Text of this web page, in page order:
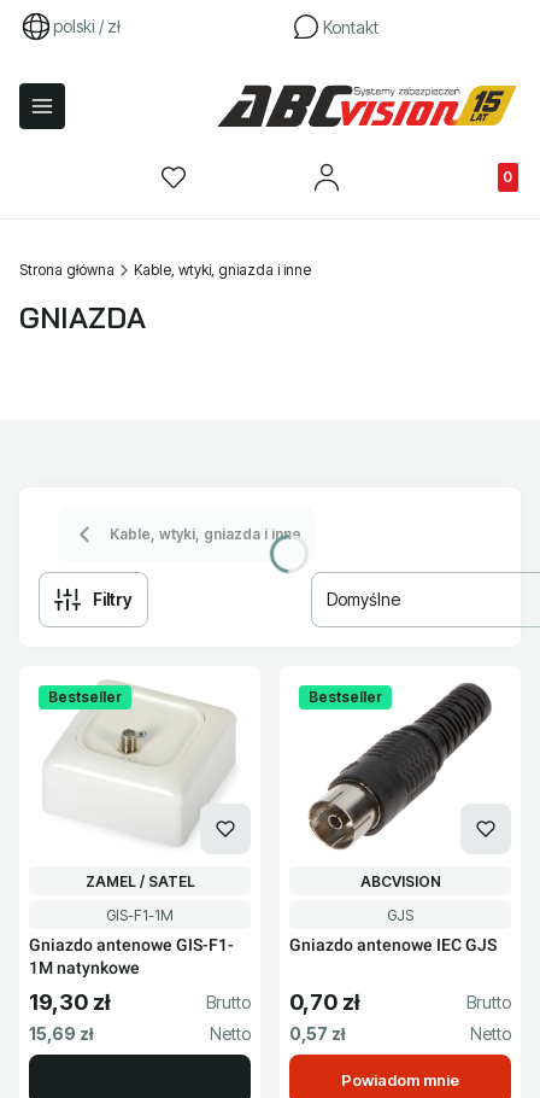
polski / zł Kontakt
Strona główna Kable, wtyki, gniazda i inne
GNIAZDA
Kable, wtyki, gniazda i inne
Filtry Domyślne
Bestseller
Kod produktu
GIS-F1-1M
Gniazdo antenowe GIS-F1-
1M natynkowe
PRODUCENT
ZAMEL / SATEL
Cena brutto
19,30 zł
Cena netto
15,69 zł
Bestseller
Kod produktu
GJS
Gniazdo antenowe IEC GJS
PRODUCENT
ABCVISION
Cena brutto
0,70 zł
Cena netto
0,57 zł
Powiadom mnie